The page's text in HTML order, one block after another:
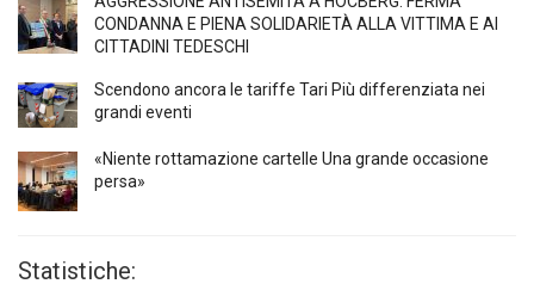
CONDANNA E PIENA SOLIDARIETÀ ALLA VITTIMA E AI
CITTADINI TEDESCHI
Scendono ancora le tariffe Tari Più differenziata nei
grandi eventi
«Niente rottamazione cartelle Una grande occasione
persa»
Statistiche: